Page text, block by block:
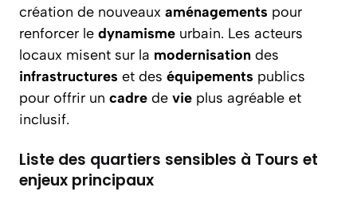
création de nouveaux aménagements pour
renforcer le dynamisme urbain. Les acteurs
locaux misent sur la modernisation des
infrastructures et des équipements publics
pour offrir un cadre de vie plus agréable et
inclusif.
Liste des quartiers sensibles à Tours et
enjeux principaux